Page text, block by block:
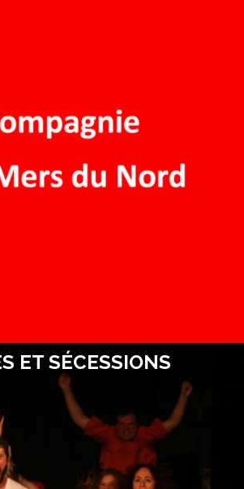
ET SÉCESSIONS